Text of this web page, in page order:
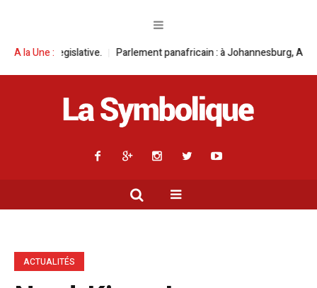
A la Une :
Parlement panafricain : à Johannesburg, Aimé Boji Sangara multiplie
ACTUALITÉS